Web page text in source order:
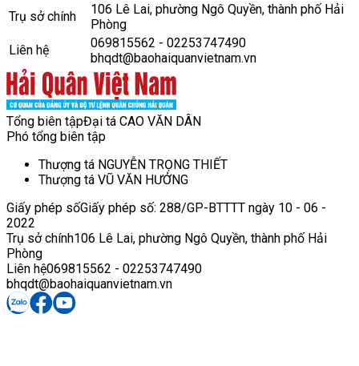
Trụ sở chính
106 Lê Lai, phường Ngô Quyền, thành phố Hải
Phòng
Liên hệ
069815562 - 02253747490
bhqdt@baohaiquanvietnam.vn
Tổng biên tậpĐại tá CAO VĂN DÂN
Phó tổng biên tập
Thượng tá NGUYỄN TRỌNG THIẾT
Thượng tá VŨ VĂN HƯỞNG
Giấy phép sốGiấy phép số: 288/GP-BTTTT ngày 10 - 06 -
2022
Trụ sở chính106 Lê Lai, phường Ngô Quyền, thành phố Hải
Phòng
Liên hệ069815562 - 02253747490
bhqdt@baohaiquanvietnam.vn